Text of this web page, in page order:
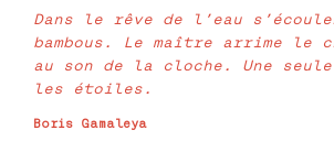
Dans le rêve de l’eau
bambous. Le maître arrime le
au son de la cloche. Une
les étoiles.
Boris Gamaleya